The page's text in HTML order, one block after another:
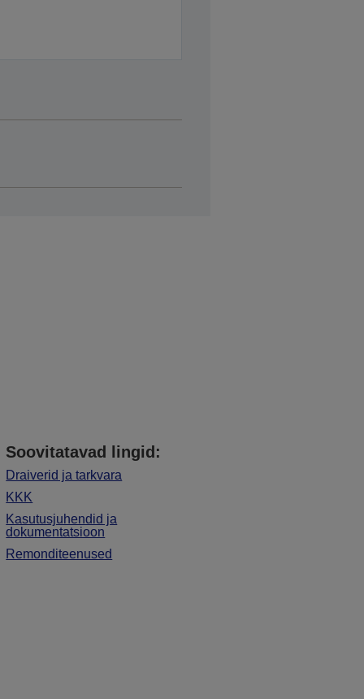
Soovitatavad lingid:
Draiverid ja tarkvara
KKK
Kasutusjuhendid ja
dokumentatsioon
Remonditeenused